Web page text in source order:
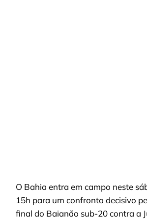
O Bahia entra em campo neste
15h para um confronto decisivo
final do Baianão sub-20 contra a